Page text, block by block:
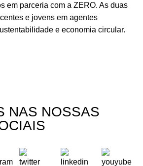
em parceria com a ZERO. As duas
e jovens em agentes
e economia circular.
NAS NOSSAS